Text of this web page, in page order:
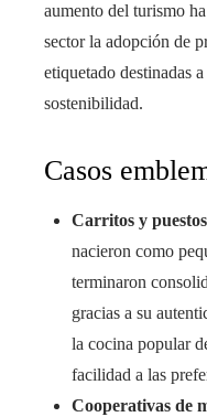
aumento del turismo
sector la adopción de
etiquetado destinadas
sostenibilidad.
Casos
Carritos y
nacieron como
terminaron
gracias a su
la cocina popular
facilidad a las
Cooperativas de